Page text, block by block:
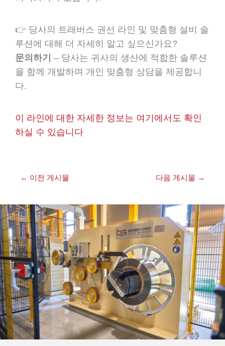
👉 당사의 트래버스 권선 라인 및 맞춤형 설비 솔
루션에 대해 더 자세히 알고 싶으신가요?
문의하기 – 당사는 귀사의 생산에 적합한 솔루션
을 함께 개발하며 개인 맞춤형 상담을 제공합니
다.
이 라인에 대한 자세한 정보는 여기에서도 확인
하실 수 있습니다
← 이전 게시물 다음 게시물 →